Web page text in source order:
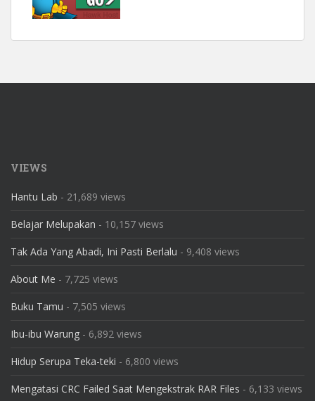
VIEWS
Hantu Lab - 21,689 views
Belajar Melupakan - 10,157 views
Tak Ada Yang Abadi, Ini Pasti Berlalu - 9,408 views
About Me - 7,725 views
Buku Tamu - 7,505 views
Ibu-ibu Warung - 6,892 views
Hidup Serupa Teka-teki - 6,800 views
Mengatasi CRC Failed Saat Mengekstrak RAR Files - 6,133 views